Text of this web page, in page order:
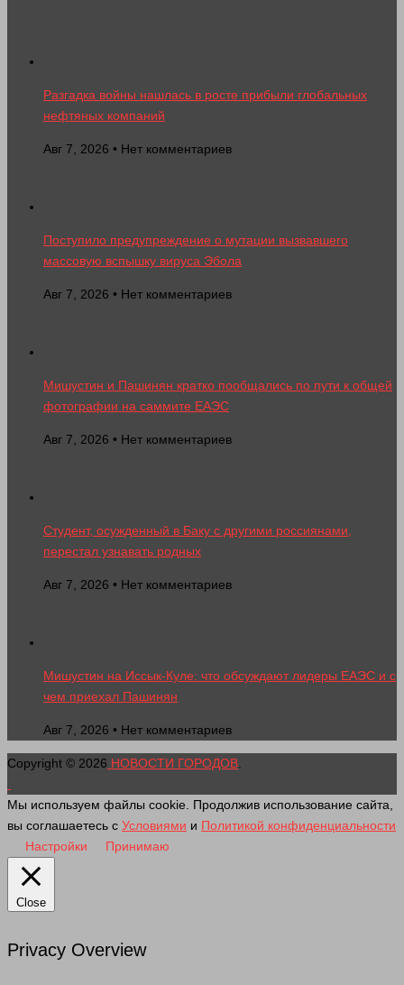
Разгадка войны нашлась в росте прибыли глобальных
нефтяных компаний
Авг 7, 2026 • Нет комментариев
Поступило предупреждение о мутации вызвавшего
массовую вспышку вируса Эбола
Авг 7, 2026 • Нет комментариев
Мишустин и Пашинян кратко пообщались по пути к общей
фотографии на саммите ЕАЭС
Авг 7, 2026 • Нет комментариев
Студент, осужденный в Баку с другими россиянами,
перестал узнавать родных
Авг 7, 2026 • Нет комментариев
Мишустин на Иссык-Куле: что обсуждают лидеры ЕАЭС и с
чем приехал Пашинян
Авг 7, 2026 • Нет комментариев
Copyright © 2026 НОВОСТИ ГОРОДОВ
Мы используем файлы cookie. Продолжив использование сайта,
вы соглашаетесь с Условиями и Политикой конфиденциальности
Настройки
Принимаю
Close
Privacy Overview